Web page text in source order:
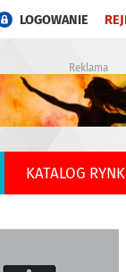
LOGOWANIE
Reklama
KATALOG